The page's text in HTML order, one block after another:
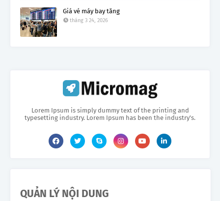
Giá vé máy bay tăng
tháng 3 24, 2026
Lorem Ipsum is simply dummy text of the printing and
typesetting industry. Lorem Ipsum has been the industry's.
QUẢN LÝ NỘI DUNG